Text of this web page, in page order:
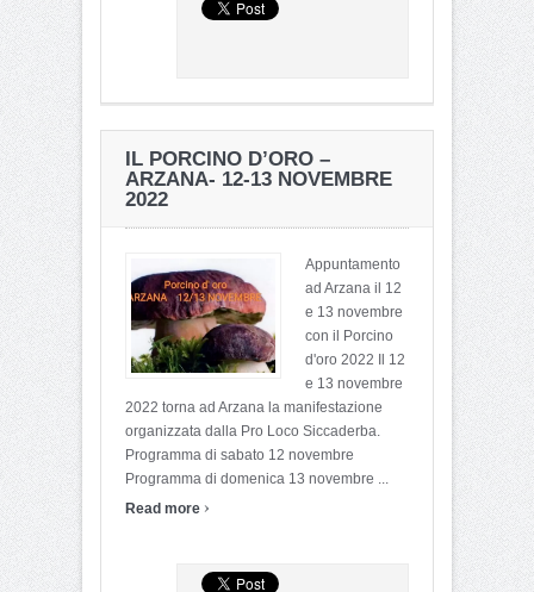
IL PORCINO D’ORO –
ARZANA- 12-13 NOVEMBRE
2022
Appuntamento
ad Arzana il 12
e 13 novembre
con il Porcino
d'oro 2022 Il 12
e 13 novembre
2022 torna ad Arzana la manifestazione
organizzata dalla Pro Loco Siccaderba.
Programma di sabato 12 novembre
Programma di domenica 13 novembre ...
Read more ›